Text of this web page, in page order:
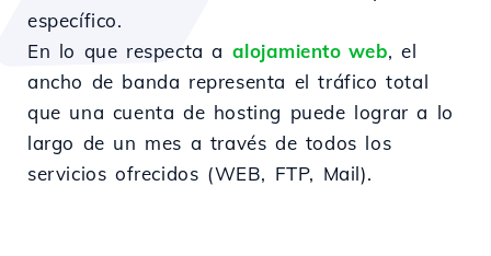
específico.
En lo que respecta a alojamiento web, el
ancho de banda representa el tráfico total
que una cuenta de hosting puede lograr a lo
largo de un mes a través de todos los
servicios ofrecidos (WEB, FTP, Mail).